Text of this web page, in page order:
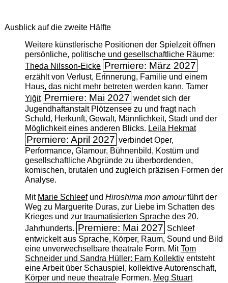
Ausblick auf die zweite Hälfte
Weitere künstlerische Positionen der Spielzeit öffnen
persönliche, politische und gesellschaftliche Räume:
Theda Nilsson-Eicke Premiere: März 2027
erzählt von Verlust, Erinnerung, Familie und einem
Haus, das nicht mehr betreten werden kann. Tamer
Yiğit Premiere: Mai 2027 wendet sich der
Jugendhaftanstalt Plötzensee zu und fragt nach
Schuld, Herkunft, Gewalt, Männlichkeit, Stadt und der
Möglichkeit eines anderen Blicks. Leila Hekmat
Premiere: April 2027 verbindet Oper,
Performance, Glamour, Bühnenbild, Kostüm und
gesellschaftliche Abgründe zu überbordenden,
komischen, brutalen und zugleich präzisen Formen der
Analyse.
Mit Marie Schleefund Hiroshima mon amourführt der
Weg zu Marguerite Duras, zur Liebe im Schatten des
Krieges und zur traumatisierten Sprache des 20.
Jahrhunderts. Premiere: Mai 2027 Schleef
entwickelt aus Sprache, Körper, Raum, Sound und Bild
eine unverwechselbare theatrale Form. MitTom
Schneider und Sandra Hüller: Farn Kollektiventsteht
eine Arbeit über Schauspiel, kollektive Autorenschaft,
Körper und neue theatrale Formen. Meg Stuart